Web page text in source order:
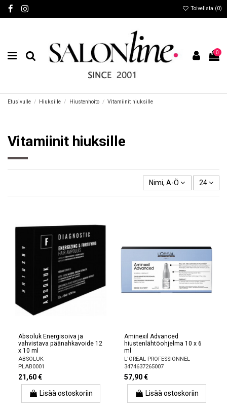
Toivelista (0)
0
Etusivulle Hiuksille Hiustenhoito Vitamiinit hiuksille
Vitamiinit hiuksille
Nimi, A-Ö 24
Absoluk Energisoiva ja
vahvistava päänahkavoide 12
x 10 ml
ABSOLUK
PLAB0001
21,60 €
Lisää ostoskoriin
Aminexil Advanced
hiustenlähtöohjelma 10 x 6
ml
L'OREAL PROFESSIONNEL
3474637265007
57,90 €
Lisää ostoskoriin